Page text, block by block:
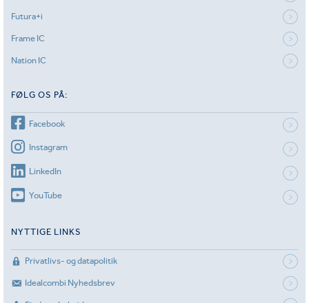
Futura+i
Frame IC
Nation IC
FØLG OS PÅ:
Facebook
Instagram
LinkedIn
YouTube
NYTTIGE LINKS
Privatlivs- og datapolitik
Idealcombi Nyhedsbrev